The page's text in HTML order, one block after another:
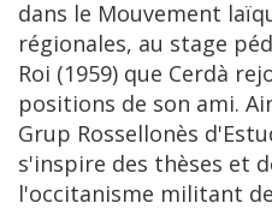
dans le Mouvement
régionales, au stage
Roi (1959) que Cerdà
positions de son ami.
Grup Rossellonès
s'inspire des thèses et
l'occitanisme militant